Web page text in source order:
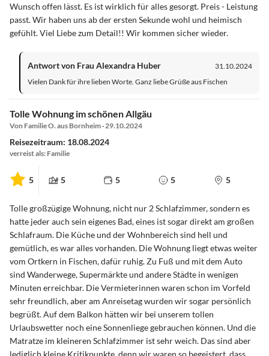
Wunsch offen lässt. Es ist wirklich für alles gesorgt. Preis - Leistung
passt. Wir haben uns ab der ersten Sekunde wohl und heimisch
gefühlt. Viel Liebe zum Detail!! Wir kommen sicher wieder.
Antwort von Frau Alexandra Huber
31.10.2024
Vielen Dank für ihre lieben Worte. Ganz liebe Grüße aus Fischen
Tolle Wohnung im schönen Allgäu
Von Familie O. aus Bornheim · 29.10.2024
Reisezeitraum: 18.08.2024
verreist als: Familie
5 5 5 5 5
Tolle großzügige Wohnung, nicht nur 2 Schlafzimmer, sondern es
hatte jeder auch sein eigenes Bad, eines ist sogar direkt am großen
Schlafraum. Die Küche und der Wohnbereich sind hell und
gemütlich, es war alles vorhanden. Die Wohnung liegt etwas weiter
vom Ortkern in Fischen, dafür ruhig. Zu Fuß und mit dem Auto
sind Wanderwege, Supermärkte und andere Städte in wenigen
Minuten erreichbar. Die Vermieterinnen waren schon im Vorfeld
sehr freundlich, aber am Anreisetag wurden wir sogar persönlich
begrüßt. Auf dem Balkon hätten wir bei unserem tollen
Urlaubswetter noch eine Sonnenliege gebrauchen können. Und die
Matratze im kleineren Schlafzimmer ist sehr weich. Das sind aber
lediglich kleine Kritikpunkte, denn wir waren so begeistert, dass